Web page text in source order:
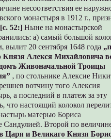
несоответствия ее
монастыря в 1912 г.,
[c. 52:]Ныне на монастырской
а) самый большой
вылит 20 сентября 1648 года
Князя Алекся Михайловича
домъ Живоначальной Троицы
, по стольнике Алексие
вотчину того Алексия
а последний в платеж за эту
что настоящий колокол
матерью Бориса
Сандулией. Второй по
Царя и Великаго Князя